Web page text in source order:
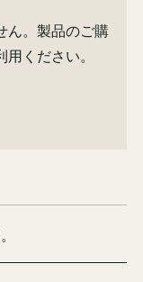
ん。製品のご購
ください。